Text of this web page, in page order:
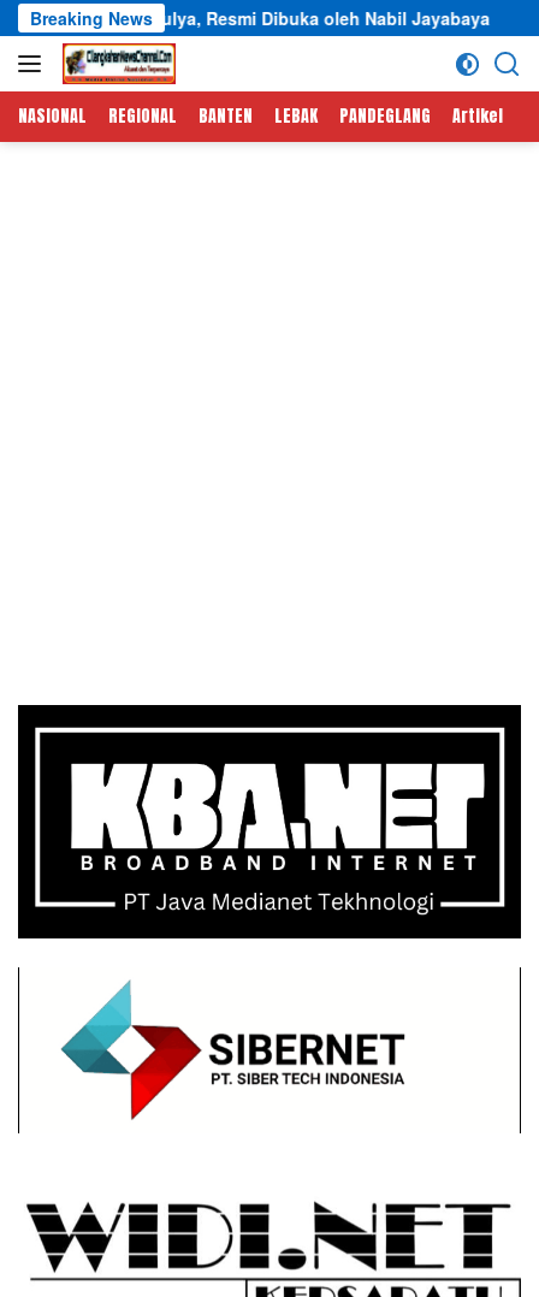
Langsung
ke
konten
Breaking News
Resmi Dibuka oleh Nabil Jayabaya Semarak
NASIONAL REGIONAL BANTEN LEBAK PANDEGLANG Artikel